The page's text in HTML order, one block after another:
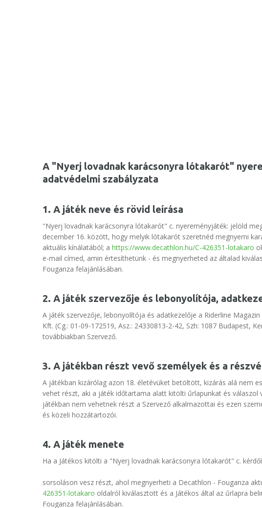
A "Nyerj lovadnak karácsonyra lótakarót"
adatvédelmi szabályzata
1. A játék neve és rövid leírása
"Nyerj lovadnak karácsonyra lótakarót" c. nyereményjáték: jelöld
december 16. között, hogy melyik lótakarót szeretnéd megnyerni
aktuális kínálatából; a https://www.decathlon.hu/C-426351-lotakaro
e-mail címed, amin értesíthetünk - és megnyerheted az általad
Fouganza felajánlásában.
2. A játék szervezője és lebonyolítója,
A játék szervezője, lebonyolítója és adatkezelője a Riderline
Kft. (Cg.: 01-09-172519, Asz.: 24330813-2-42, Szh: 1087 Budapest,
továbbiakban Szervező.
3. A játékban részt vevő személyek és a
A játékban kizárólag azon 18. életévüket betöltött, kizárás alá nem
vehet részt, aki a játék időtartama alatt kitölti űrlapunkat és válaszol
játékban nem vehetnek részt a Szervező alkalmazottai és ezen
és közeli hozzátartozói.
4. A játék menete
Ha a Játékos kitölti a "Nyerj lovadnak karácsonyra lótakarót" c.
sorsoláson vesz részt, ahol megnyerheti a Decathlon - Fouganza
426351-lotakaro oldalról kiválasztott és a Játékos által az űrlapra
Fouganza felajánlásában.